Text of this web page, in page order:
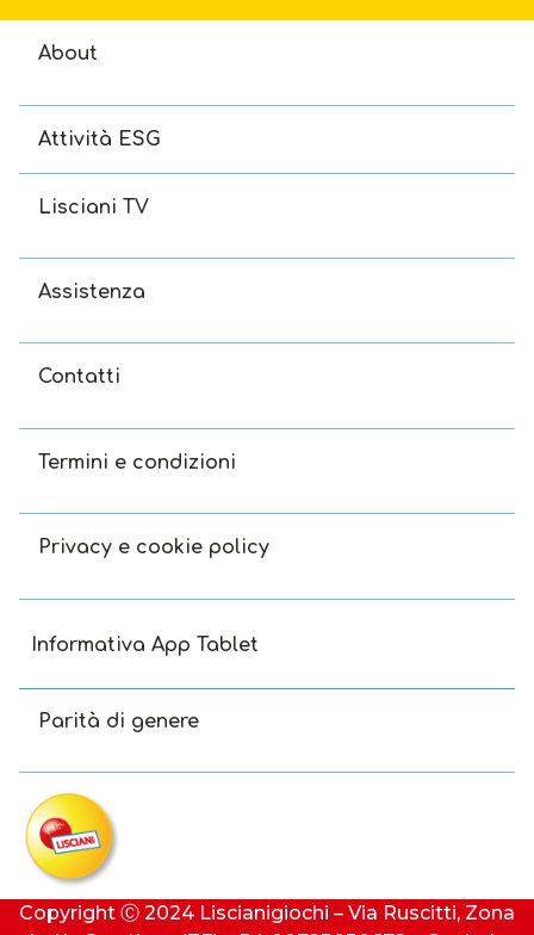
About
Attività ESG
Lisciani TV
Assistenza
Contatti
Termini e condizioni
Privacy e cookie policy
Informativa App Tablet
Parità di genere
Copyright Ⓒ 2024 Liscianigiochi – Via Ruscitti, Zona